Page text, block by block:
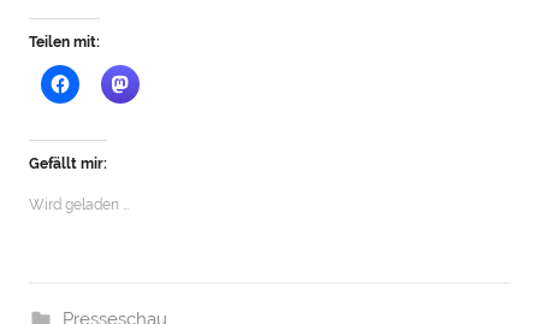
Teilen mit:
Gefällt mir:
Wird geladen …
Presseschau